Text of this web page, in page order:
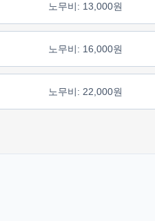
노무비: 13,000원
노무비: 16,000원
노무비: 22,000원